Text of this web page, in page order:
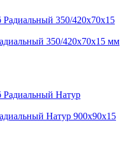
350/420х70х15 мм
Натур 900х90х15